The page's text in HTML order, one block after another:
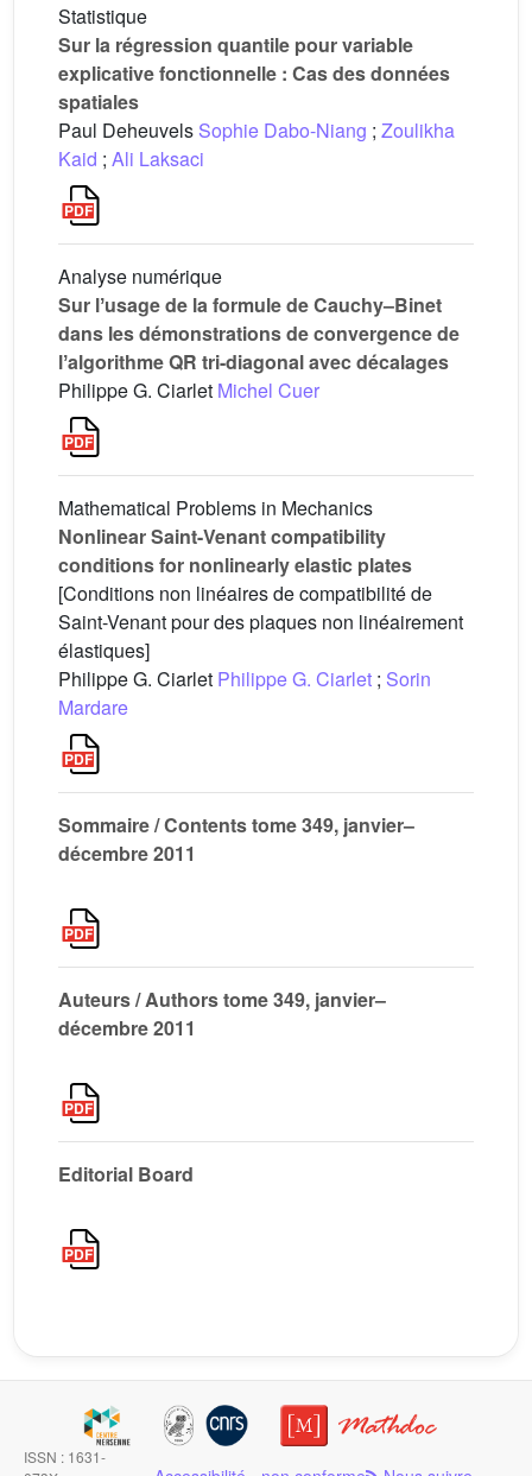
Statistique
Sur la régression quantile pour variable
explicative fonctionnelle : Cas des données
spatiales
Paul Deheuvels Sophie Dabo-Niang ; Zoulikha
Kaid ; Ali Laksaci
Analyse numérique
Sur lʼusage de la formule de Cauchy–Binet
dans les démonstrations de convergence de
lʼalgorithme QR tri-diagonal avec décalages
Philippe G. Ciarlet Michel Cuer
Mathematical Problems in Mechanics
Nonlinear Saint-Venant compatibility
conditions for nonlinearly elastic plates
[Conditions non linéaires de compatibilité de
Saint-Venant pour des plaques non linéairement
élastiques]
Philippe G. Ciarlet Philippe G. Ciarlet ; Sorin
Mardare
Sommaire / Contents tome 349, janvier–
décembre 2011
Auteurs / Authors tome 349, janvier–
décembre 2011
Editorial Board
ISSN : 1631-